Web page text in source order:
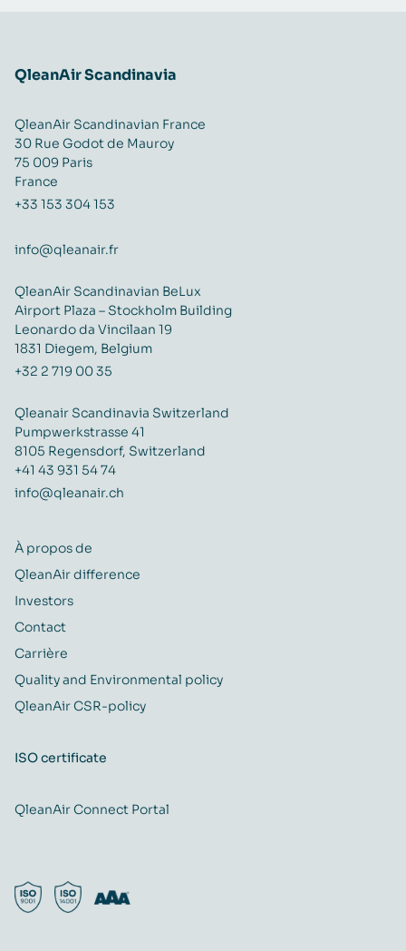
QleanAir Scandinavia
QleanAir Scandinavian France
30 Rue Godot de Mauroy
75 009 Paris
France
+33 153 304 153
info@qleanair.fr
QleanAir Scandinavian BeLux
Airport Plaza – Stockholm Building
Leonardo da Vincilaan 19
1831 Diegem, Belgium
+32 2 719 00 35
Qleanair Scandinavia Switzerland
Pumpwerkstrasse 41
8105 Regensdorf, Switzerland
+41 43 931 54 74
info@qleanair.ch
À propos de
QleanAir difference
Investors
Contact
Carrière
Quality and Environmental policy
QleanAir CSR-policy
ISO certificate
QleanAir Connect Portal